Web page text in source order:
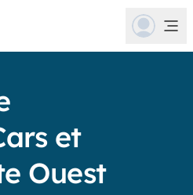
et
Ouest